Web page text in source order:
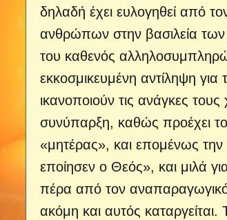
δηλαδή έχει ευλογηθεί από
ανθρώπων στην βασιλεία των
του καθενός
εκκοσμικευμένη αντίληψη για
ικανοποιούν τις ανάγκες
συνύπαρξη, καθώς προέχει το
«μητέρας», και επομένως
εποίησεν ο Θεός», και μιλά
πέρα από τον
ακόμη και αυτός καταργείται.